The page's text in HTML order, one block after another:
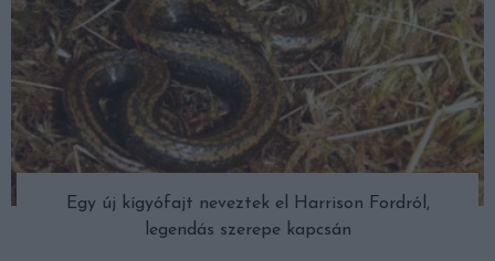
Egy új kígyófajt neveztek el Harrison Fordról,
legendás szerepe kapcsán